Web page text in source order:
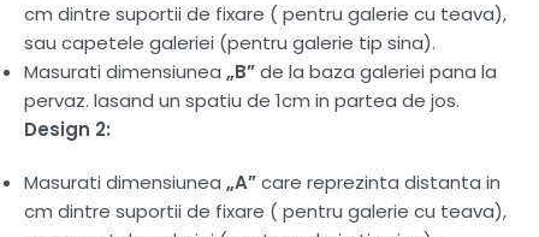
cm dintre suportii de fixare ( pentru galerie cu teava),
sau capetele galeriei (pentru galerie tip sina).
Masurati dimensiunea „B”de la baza galeriei pana la
pervaz. lasand un spatiu de 1cm in partea de jos.
Design 2:
Masurati dimensiunea „A”care reprezinta distanta in
cm dintre suportii de fixare ( pentru galerie cu teava),